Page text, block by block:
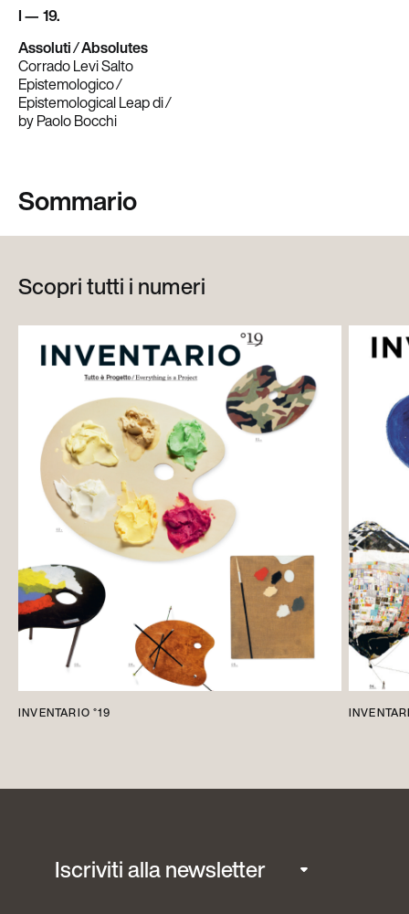
Sommario
I — 19.
Assoluti ⁄ Absolutes
Corrado Levi­ Salto
Epistemologico ⁄
Epistemological Leap di ⁄
by Paolo Bocchi
Scopri tutti i numeri
INVENTARIO °19
Iscriviti alla newsletter